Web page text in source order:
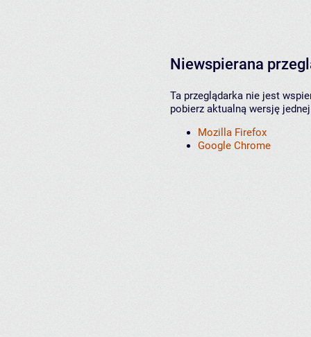
Niewspierana
Ta przeglądarka nie jest
pobierz aktualną wersję
Mozilla Firefox
Google Chrome